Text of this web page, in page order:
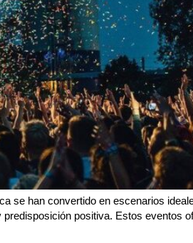
se han convertido en escenarios
positiva. Estos eventos